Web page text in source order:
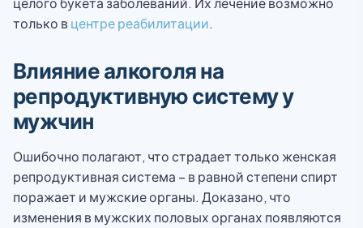
только в центре реабилитации.
Влияние алкоголя на
репродуктивную систему у
мужчин
Ошибочно полагают, что страдает только женская
репродуктивная система – в равной степени спирт
поражает и мужские органы. Доказано, что
изменения в мужских половых органах появляются